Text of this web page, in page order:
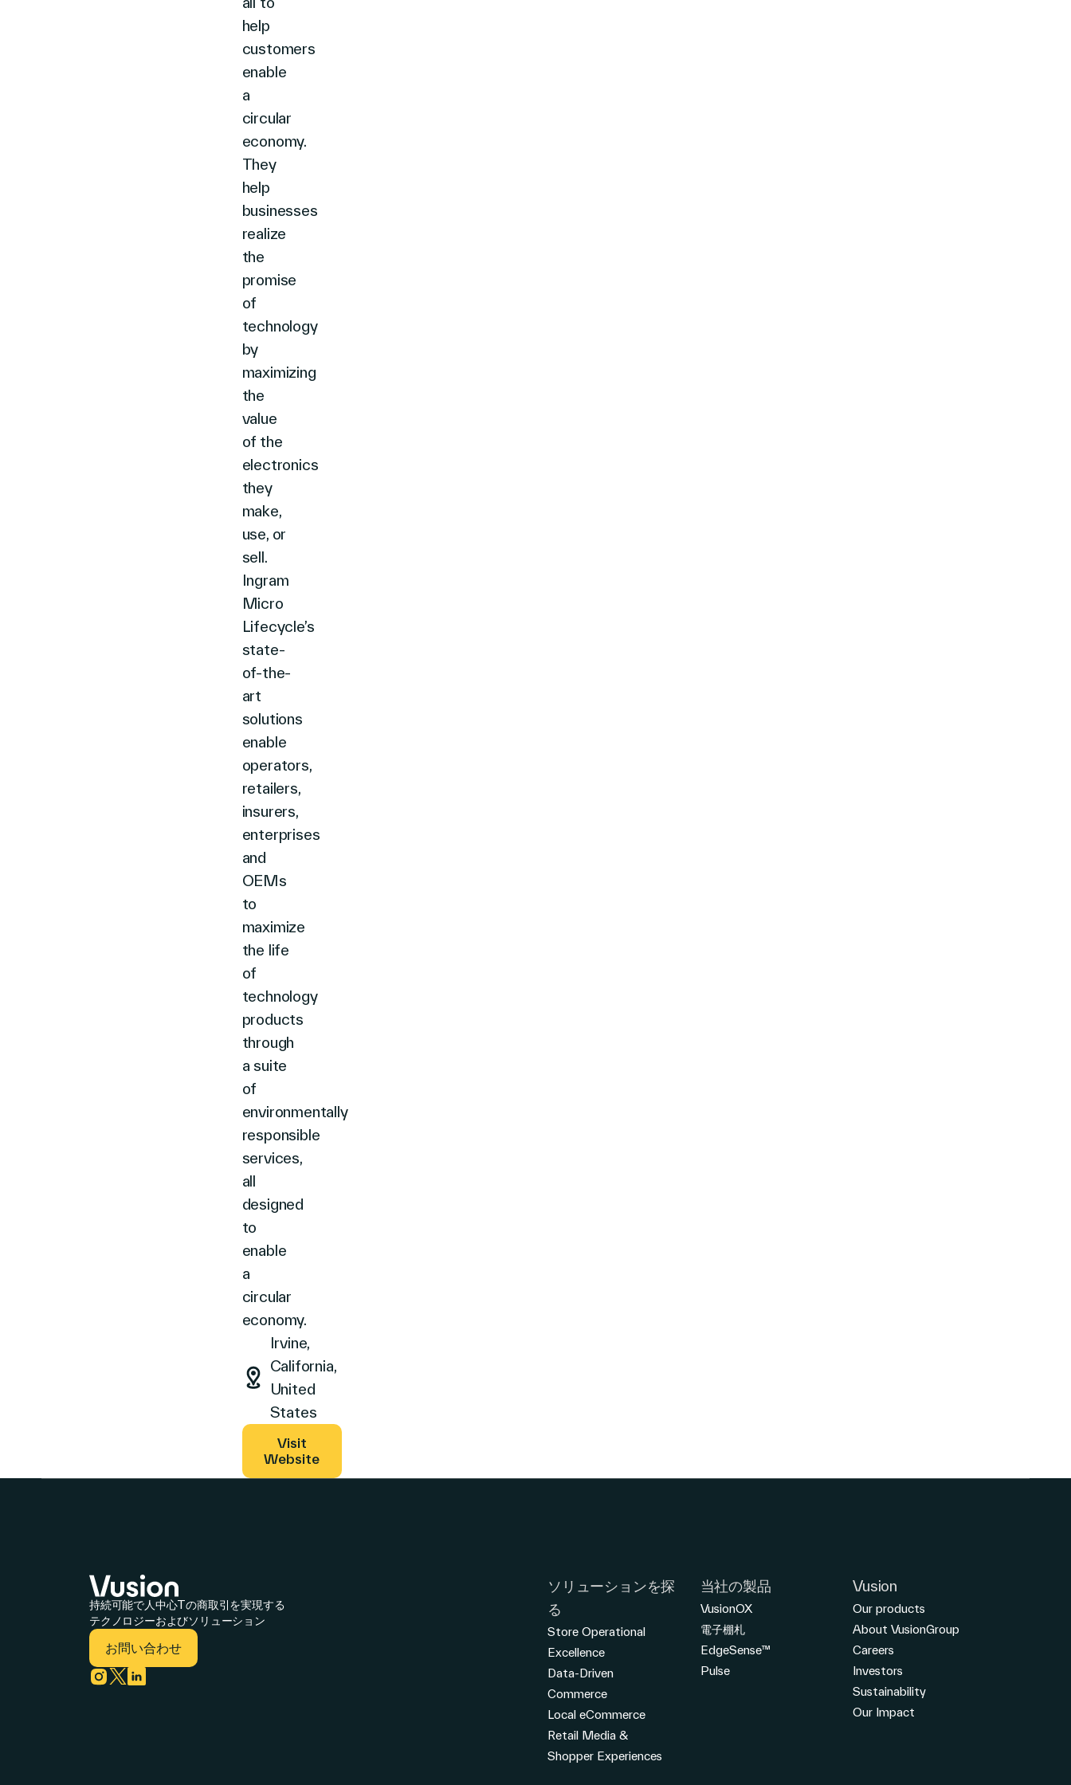
help
customers
enable
a
circular
economy.
They
help
businesses
realize
the
promise
of
technology
by
maximizing
the
value
of the
electronics
they
make,
use, or
sell.
Ingram
Micro
Lifecycle’s
state-
of-the-
art
solutions
enable
operators,
retailers,
insurers,
enterprises
and
OEMs
to
maximize
the life
of
technology
products
through
a suite
of
environmentally
responsible
services,
all
designed
to
enable
a
circular
economy.
Irvine,
California,
United
States
Visit
Website
持続可能で人中心Tの商取引を実現する
テクノロジーおよびソリューション
お問い合わせ
ソリューションを探
る
Store Operational
Excellence
Data-Driven
Commerce
Local eCommerce
Retail Media &
Shopper Experiences
当社の製品
VusionOX
電子棚札
EdgeSense™
Pulse
Vusion
Our products
About VusionGroup
Careers
Investors
Sustainability
Our Impact